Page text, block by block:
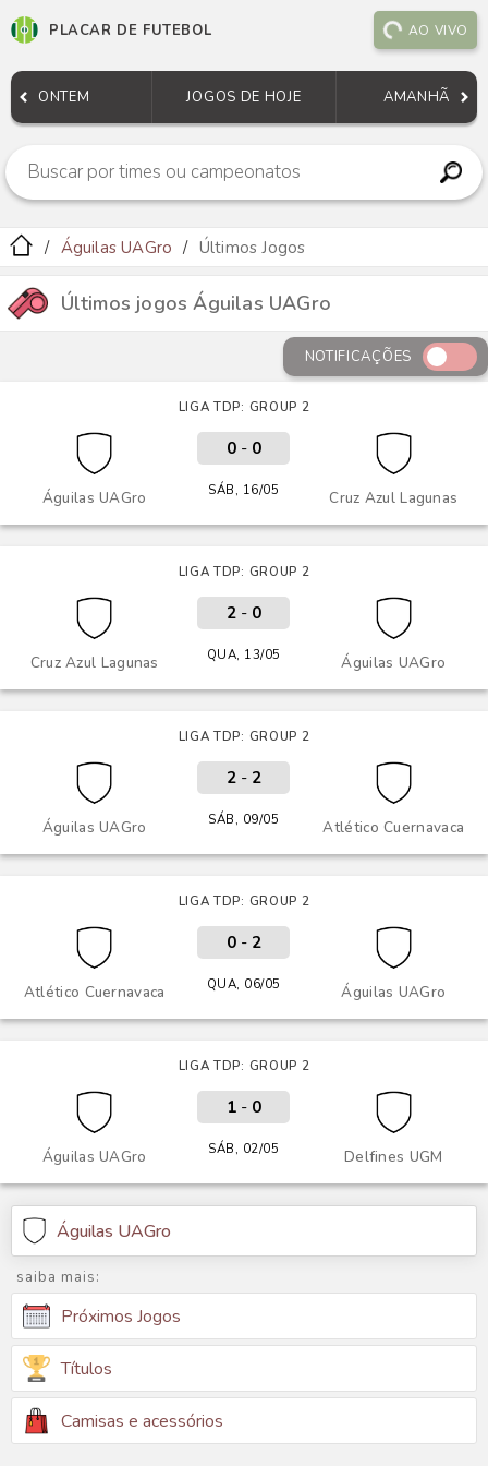
PLACAR DE FUTEBOL AO VIVO
ONTEM JOGOS DE HOJE AMANHÃ
Águilas UAGro Últimos Jogos
Últimos jogos Águilas UAGro
NOTIFICAÇÕES
LIGA TDP: GROUP 2
Águilas UAGro Cruz Azul Lagunas
0- 0
SÁB, 16/05
LIGA TDP: GROUP 2
Cruz Azul Lagunas Águilas UAGro
2- 0
QUA, 13/05
LIGA TDP: GROUP 2
Águilas UAGro Atlético Cuernavaca
2- 2
SÁB, 09/05
LIGA TDP: GROUP 2
Atlético Cuernavaca Águilas UAGro
0- 2
QUA, 06/05
LIGA TDP: GROUP 2
Águilas UAGro Delfines UGM
1- 0
SÁB, 02/05
Águilas UAGro
saiba mais:
Próximos Jogos
Títulos
Camisas e acessórios